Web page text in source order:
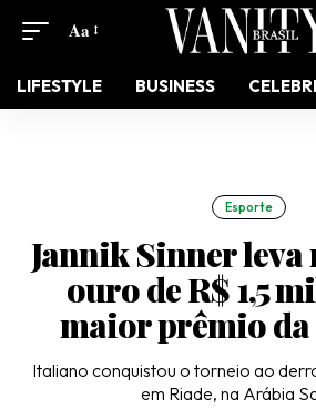
Aa
LIFESTYLE BUSINESS
Esporte
Jannik Sinner leva
ouro de R$ 1,5
maior prêmio
Italiano conquistou o torneio ao
em Riade, na Arábia